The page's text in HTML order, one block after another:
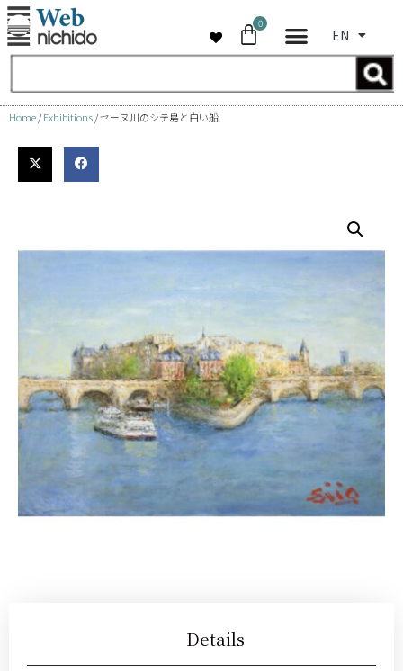
Skip
content
0
EN
Home/Exhibitions/ セーヌ川のシテ島と白い船
Details